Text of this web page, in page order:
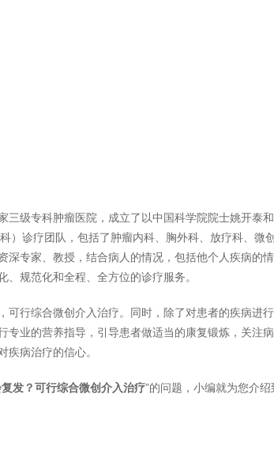
三级专科肿瘤医院，成立了以中国科学院院士姚开泰
）诊疗团队，包括了肿瘤内科、胸外科、放疗科、微
深专家、教授，结合病人的情况，包括他个人疾病的
、规范化和全程、全方位的诊疗服务。
可行综合微创介入治疗。同时，除了对患者的疾病进
专业的营养指导，引导患者做适当的康复锻炼，关注
疾病治疗的信心。
发？可行综合微创介入治疗”的问题，小编就为您介